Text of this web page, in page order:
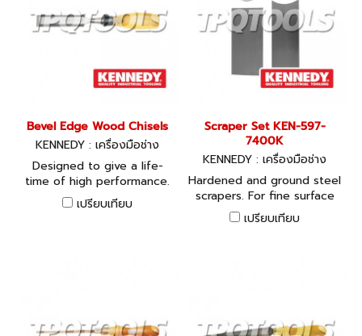
Bevel Edge Wood Chisels
KENNEDY : เครื่องมือช่าง
Designed to give a life-
time of high performance.
Chrome vanadium alloy
blades, hardened,
เปรียบเทียบ
Scraper Set KEN-597-
7400K
KENNEDY : เครื่องมือช่าง
Hardened and ground steel
scrapers. For fine surface
finishing of intricate
contour surfaces.Contents:
เปรียบเทียบ